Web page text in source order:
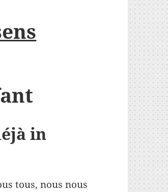
in
tous, nous nous